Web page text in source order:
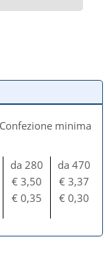
minima
da 280
€ 3,50
€ 0,35
da 470
€ 3,37
€ 0,30